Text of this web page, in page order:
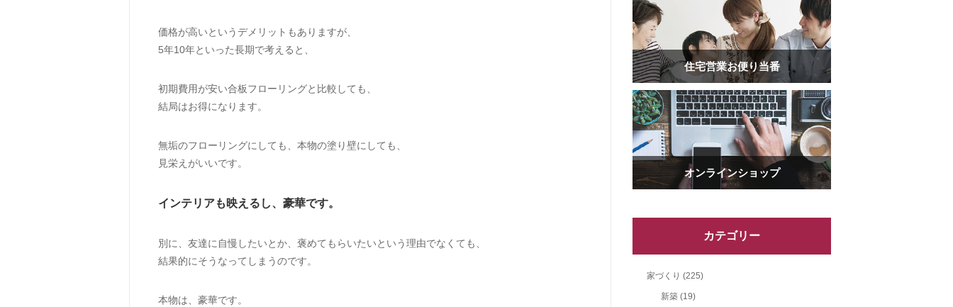
価格が高いというデメリットもありますが、
5年10年といった長期で考えると、
初期費用が安い合板フローリングと比較しても、
結局はお得になります。
無垢のフローリングにしても、本物の塗り壁にしても、
見栄えがいいです。
インテリアも映えるし、豪華です。
別に、友達に自慢したいとか、褒めてもらいたいという理由でなくても、
結果的にそうなってしまうのです。
本物は、豪華です。
住宅営業お便り当番
オンラインショップ
カテゴリー
家づくり (225)
新築 (19)